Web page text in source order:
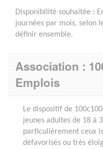
Disponibilité souhaitée :
journées par mois, selon
définir ensemble.
Association :
Emplois
Le dispositif de
jeunes adultes de 18 à
particulièrement ceux
défavorisés ou très